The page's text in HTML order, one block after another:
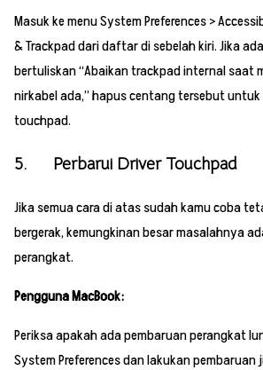
Masuk ke menu System Preferences >
& Trackpad dari daftar di sebelah kiri. Jika
bertuliskan “Abaikan trackpad internal saat
nirkabel ada,” hapus centang tersebut
touchpad.
5. Perbarui Driver Touchpad
Jika semua cara di atas sudah kamu coba
bergerak, kemungkinan besar masalahnya
perangkat.
Pengguna MacBook:
Periksa apakah ada pembaruan perangkat
System Preferences dan lakukan pembaruan